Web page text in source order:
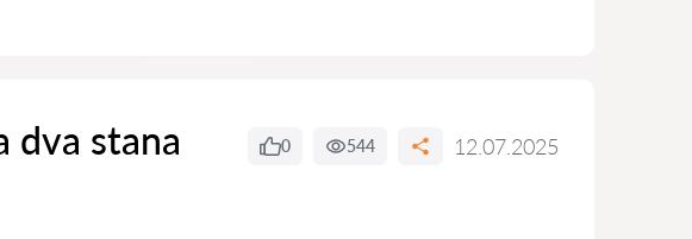
dva stana 0 544 12.07.2025